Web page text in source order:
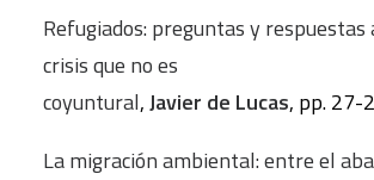
Refugiados: preguntas y respuestas
crisis que no es
coyuntural,Javier de Lucas, pp. 27-
La migración ambiental: entre el